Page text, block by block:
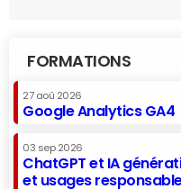
FORMATIONS
27 aoû 2026
Google Analytics GA4
03 sep 2026
ChatGPT et IA
et usages